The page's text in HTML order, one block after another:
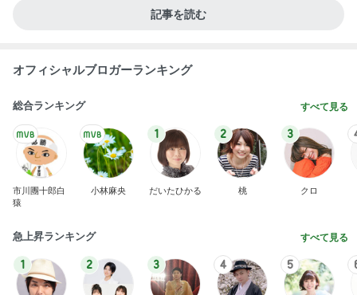
記事を読む
オフィシャルブロガーランキング
総合ランキング すべて見る
市川團十郎白
猿
小林麻央
1
だいたひかる
2
桃
3
クロ
急上昇ランキング すべて見る
1 2 3 4 5